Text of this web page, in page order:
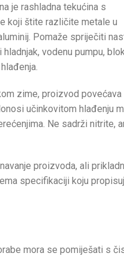
je rashladna tekućina s
koji štite različite metale u
Pomaže spriječiti
vodenu pumpu,
zime, proizvod povećava
učinkovitom hlađenju
Ne sadrži nitrite,
proizvoda, ali
specifikaciji koju
mora se pomiješati s